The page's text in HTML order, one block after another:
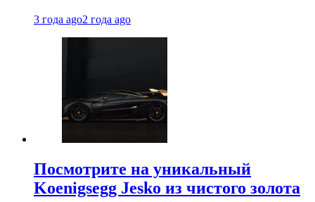
3 года ago2 года ago
Посмотрите на уникальный
Koenigsegg Jesko из чистого золота